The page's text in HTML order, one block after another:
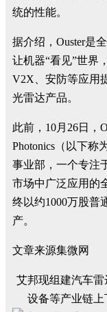
统的性能。
据介绍，Ouster是
让机器“看见”世界
V2X、安防等应用
光雷达产品。
此前，10月26日，
Photonics（以下称
事业部，一个专注
市场中广泛应用的
终以约1000万股普
产。
文章来源集微网
艾邦现组建汽车雷
设备等产业链